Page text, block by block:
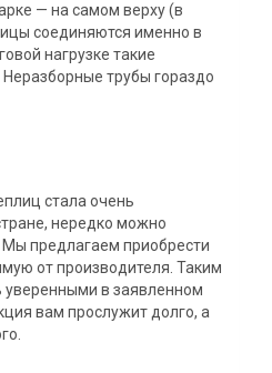
— на самом верху (в
соединяются именно в
нагрузке такие
трубы гораздо
стала очень
нередко можно
Мы предлагаем приобрести
от производителя. Таким
в заявленном
вам прослужит долго, а